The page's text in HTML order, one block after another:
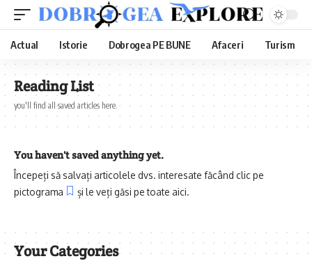
Actual Istorie Dobrogea PE BUNE Afaceri Turism
Reading List
you'll find all saved articles here.
You haven't saved anything yet.
Începeți să salvați articolele dvs. interesate făcând clic pe
pictograma
și le veți găsi pe toate aici.
Your Categories